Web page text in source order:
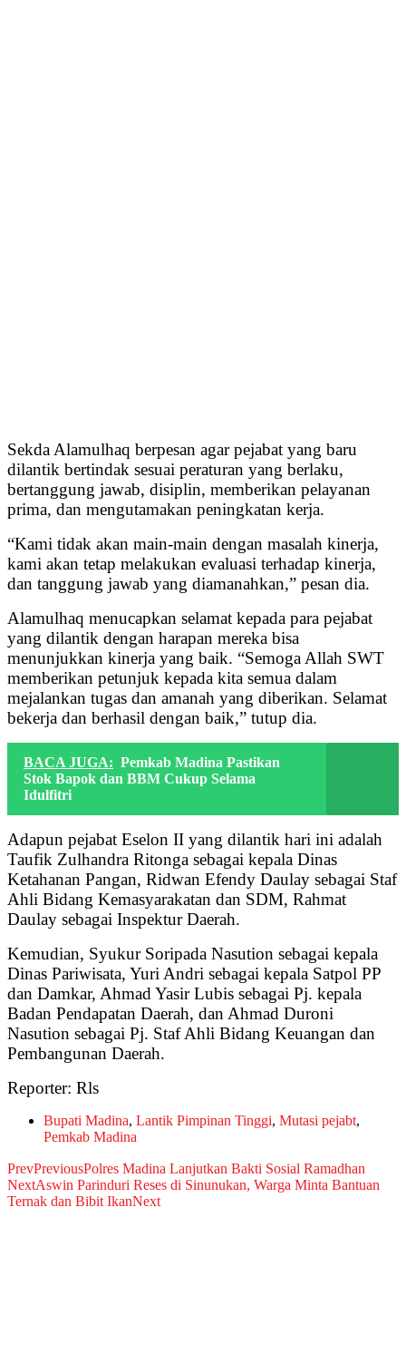
Sekda Alamulhaq berpesan agar pejabat yang baru
dilantik bertindak sesuai peraturan yang berlaku,
bertanggung jawab, disiplin, memberikan pelayanan
prima, dan mengutamakan peningkatan kerja.
“Kami tidak akan main-main dengan masalah kinerja,
kami akan tetap melakukan evaluasi terhadap kinerja,
dan tanggung jawab yang diamanahkan,” pesan dia.
Alamulhaq menucapkan selamat kepada para pejabat
yang dilantik dengan harapan mereka bisa
menunjukkan kinerja yang baik. “Semoga Allah SWT
memberikan petunjuk kepada kita semua dalam
mejalankan tugas dan amanah yang diberikan. Selamat
bekerja dan berhasil dengan baik,” tutup dia.
BACA JUGA: Pemkab Madina Pastikan
Stok Bapok dan BBM Cukup Selama
Idulfitri
Adapun pejabat Eselon II yang dilantik hari ini adalah
Taufik Zulhandra Ritonga sebagai kepala Dinas
Ketahanan Pangan, Ridwan Efendy Daulay sebagai Staf
Ahli Bidang Kemasyarakatan dan SDM, Rahmat
Daulay sebagai Inspektur Daerah.
Kemudian, Syukur Soripada Nasution sebagai kepala
Dinas Pariwisata, Yuri Andri sebagai kepala Satpol PP
dan Damkar, Ahmad Yasir Lubis sebagai Pj. kepala
Badan Pendapatan Daerah, dan Ahmad Duroni
Nasution sebagai Pj. Staf Ahli Bidang Keuangan dan
Pembangunan Daerah.
Reporter: Rls
Bupati Madina, Lantik Pimpinan Tinggi, Mutasi pejabt,
Pemkab Madina
PrevPreviousPolres Madina Lanjutkan Bakti Sosial Ramadhan
NextAswin Parinduri Reses di Sinunukan, Warga Minta Bantuan
Ternak dan Bibit IkanNext